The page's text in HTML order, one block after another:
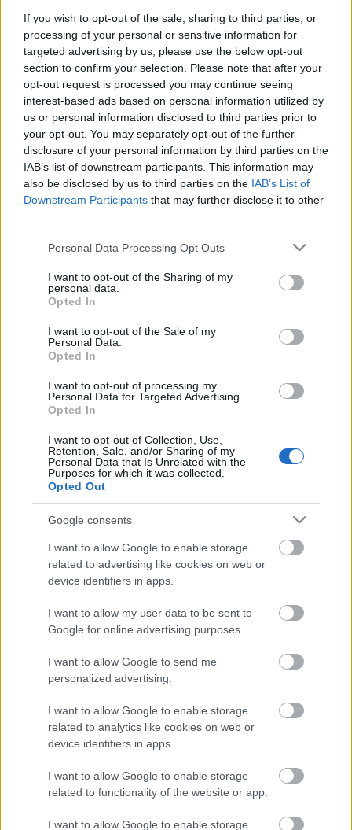
If you wish to opt-out of the sale, sharing to third parties, or
processing of your personal or sensitive information for
targeted advertising by us, please use the below opt-out
section to confirm your selection. Please note that after your
opt-out request is processed you may continue seeing
interest-based ads based on personal information utilized by
us or personal information disclosed to third parties prior to
your opt-out. You may separately opt-out of the further
disclosure of your personal information by third parties on the
IAB’s list of downstream participants. This information may
also be disclosed by us to third parties on the IAB’s List of
Downstream Participants that may further disclose it to other
Please note that this website/app uses one or more Google
not limited to your visit or usage behaviour. You may click to
grant or deny consent to Google and its third-party tags to
use your data for below specified purposes in below Google
consent section.
Personal Data Processing Opt Outs
I want to opt-out of the Sharing of my
personal data.
Opted In
I want to opt-out of the Sale of my
Personal Data.
Opted In
I want to opt-out of processing my
Personal Data for Targeted Advertising.
Opted In
I want to opt-out of Collection, Use,
Retention, Sale, and/or Sharing of my
Personal Data that Is Unrelated with the
Purposes for which it was collected.
Opted Out
Google consents
I want to allow Google to enable storage
related to advertising like cookies on web or
device identifiers in apps.
I want to allow my user data to be sent to
Google for online advertising purposes.
I want to allow Google to send me
personalized advertising.
I want to allow Google to enable storage
related to analytics like cookies on web or
device identifiers in apps.
I want to allow Google to enable storage
related to functionality of the website or app.
I want to allow Google to enable storage
Limonov költő, író, politikus és aktivista New York-i
kalandjai sem az udvarias történelemóra vonalat
követik majd.
Viszont a nemzetközi producerek mintha mégis
megpróbálták volna rákényszeríteni, hogy egy
hagyományosabb nézőpontú, Oscar-barát filmet
hozzon össze, ami nem csak a cannes-i
fesztiválpalotában dübörög jól, hanem akár az
amerikai multiplexekben is. Ez a törekvés azonban
sajnos eleve halva született projektté tette a
Limonovot. Azt, hogy egy orosz híres emberről szóló
életrajzi filmben mindenki angolul beszéljen,
például, már vagy 15 éve, legalább a Becstelen
brigantyk óta meghaladta a filmipar. Ráadásul Ben
Whishaw hiába remek színész és hiába képes orosz
akcentussal beszélni, nála angolabb színészt nehéz
elképzelni.
Szerebrennyikov tehát vállalta, hogy egy angol
színésszel szintet lép, beszéljenek angolul, a végén
írják szépen ki kivel mi történt és helyezzék az
Ukrajnában született aktivista történetét a jelenlegi
nemzetközi kontextusba. Utóbbi egyébként
percben lesz igazán hangsúlyos, előtte sokkal
fontosabb, hogy Limonov hogyan hódolt a szex,
drogok és rock-n roll szentháromságnak New York-i
Végső soron így a film két szék közül a padlóra esik,
mert sem dögös, punk Szerebrennyikov-jointként